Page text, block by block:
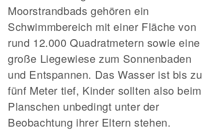
Moorstrandbads gehören ein
Schwimmbereich mit einer Fläche von
rund 12.000 Quadratmetern sowie eine
große Liegewiese zum Sonnenbaden
und Entspannen. Das Wasser ist bis zu
fünf Meter tief, Kinder sollten also beim
Planschen unbedingt unter der
Beobachtung ihrer Eltern stehen.